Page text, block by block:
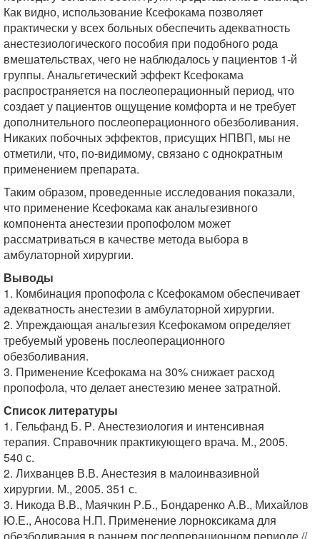
Как видно, использование Ксефокама позволяет
практически у всех больных обеспечить адекватность
анестезиологического пособия при подобного рода
вмешательствах, чего не наблюдалось у пациентов 1-й
группы. Анальгетический эффект Ксефокама
распространяется на послеоперационный период, что
создает у пациентов ощущение комфорта и не требует
дополнительного послеоперационного обезболивания.
Никаких побочных эффектов, присущих НПВП, мы не
отметили, что, по-видимому, связано с однократным
применением препарата.
Таким образом, проведенные исследования показали,
что применение Ксефокама как анальгезивного
компонента анестезии пропофолом может
рассматриваться в качестве метода выбора в
амбулаторной хирургии.
Выводы
1. Комбинация пропофола с Ксефокамом обеспечивает
адекватность анестезии в амбулаторной хирургии.
2. Упреждающая анальгезия Ксефокамом определяет
требуемый уровень послеоперационного
обезболивания.
3. Применение Ксефокама на 30% снижает расход
пропофола, что делает анестезию менее затратной.
Список литературы
1. Гельфанд Б. Р. Анестезиология и интенсивная
терапия. Справочник практикующего врача. М., 2005.
540 с.
2. Лихванцев В.В. Анестезия в малоинвазивной
хирургии. М., 2005. 351 с.
3. Никода В.В., Маячкин Р.Б., Бондаренко А.В., Михайлов
Ю.Е., Аносова Н.П. Применение лорноксикама для
обезболивания в раннем послеоперационном периоде //